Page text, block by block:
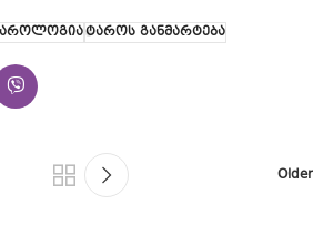
ტაროს განმარტება
Older